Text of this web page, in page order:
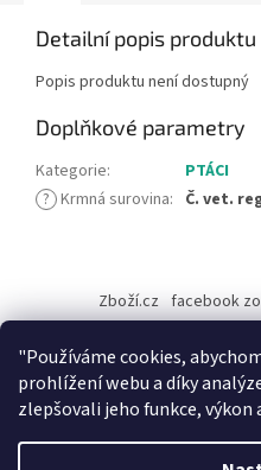
"Používáme cookies,
prohlížení webu a díky
zlepšovali jeho funkce,
Detailní popis produktu
Popis produktu není dostupný
Doplňkové parametry
Kategorie:
PTÁCI
? Krmná surovina: Č. vet.
p
Zboží.cz facebook
KRMIVA